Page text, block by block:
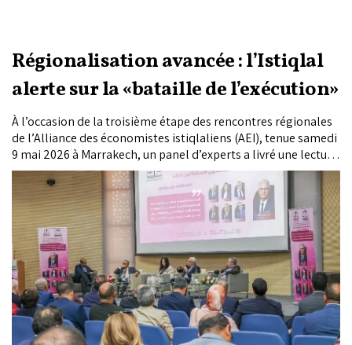
Régionalisation avancée : l’Istiqlal
alerte sur la «bataille de l’exécution»
À l’occasion de la troisième étape des rencontres régionales
de l’Alliance des économistes istiqlaliens (AEI), tenue samedi
9 mai 2026 à Marrakech, un panel d’experts a livré une lecture
sans complaisance des conditions de réussite de la
régionalisation avancée. Aux côtés de Nizar Baraka, secrétaire
général du Parti de l’Istiqlal, et de Abdellatif Maâzouz,
président de l’AEI et de la région de Casablanca-Settat,
l’universitaire Abdellatif Komat, le consultant en
développement territorial Youssef Tazi Mzaalek et l’experte
en développement durable Nadia Zeddou ont convergé vers
un même constat : les 210 milliards de dirhams mobilisés sur
huit ans ne produiront leurs effets que si le Royaume gagne,
en parallèle, la bataille de l’exécution, des compétences
territoriales et de l’intégration climatique.